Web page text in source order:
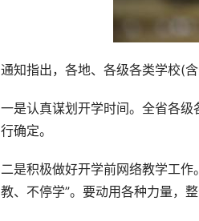
通知指出，各地、各级各类学校(
一是认真谋划开学时间。全省各
行确定。
二是积极做好开学前网络教学工
教、不停学”。要动用各种力量，